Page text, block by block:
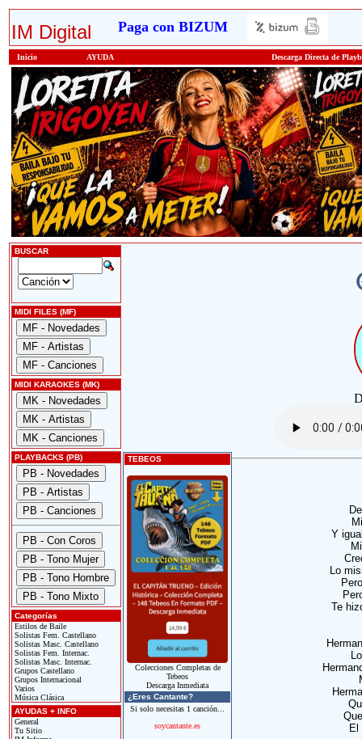
IM Digital Paga con BIZUM
Inicio AYUDA Descarga Directa de
BUSCAR
MIDI FILES (MF)
MIDI KARAOKES (MK)
PLAYBACKS (PB)
Categorías
Estilos de Baile
Solistas Fem. Castellano
Solistas Masc. Castellano
Solistas Fem. Internac.
Solistas Masc. Internac.
Grupos Castellano
Grupos Internacional
Varios
Música Clásica
AYUDAS + INFO
General
Tu Sitio
TEBEOS
Colecciones Completas de
Tebeos
Descarga Inmediata
¿Eres Cantante?
Si solo necesitas 1 canción...
soycantante.es
Y
Lo
Te
El